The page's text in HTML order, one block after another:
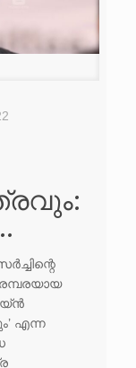
എന്ന